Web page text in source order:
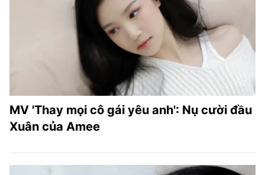
MV 'Thay mọi cô gái yêu anh': Nụ cười đầu
Xuân của Amee